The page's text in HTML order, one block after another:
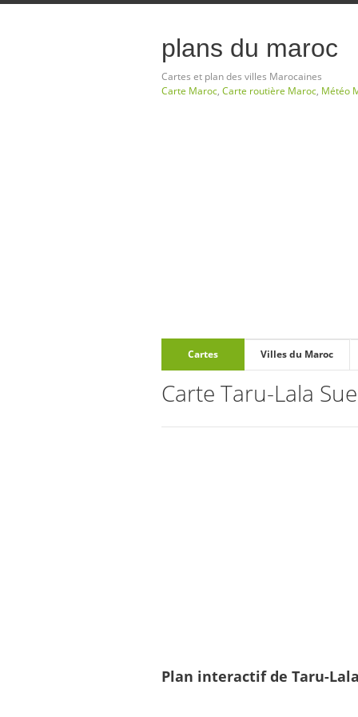
plans du maroc
Cartes et plan des villes Marocaines
Carte Maroc, Carte routière Maroc, Météo
Cartes Villes du Maroc
Carte Taru-Lala
Plan interactif de Taru-